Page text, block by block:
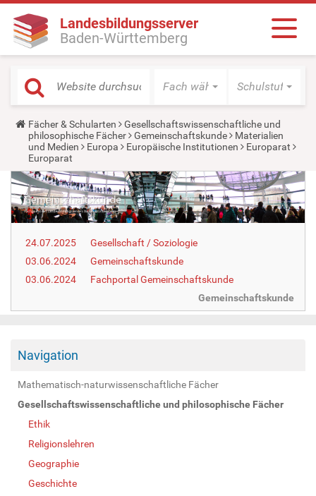
Landesbildungsserver
Baden-Württemberg
Fach wählen Schulstufe
Y
o
u
a
r
e
h
e
r
e
Fächer & Schularten
Gesellschaftswissenschaftliche und
philosophische Fächer
Gemeinschaftskunde
Materialien
und Medien
Europa Europäische Institutionen
Europarat
Europarat
24.07.2025
Gesellschaft / Soziologie
03.06.2024
Gemeinschaftskunde
03.06.2024
Fachportal Gemeinschaftskunde
Gemeinschaftskunde
Navigation
Mathematisch-naturwissenschaftliche Fächer
Gesellschaftswissenschaftliche und philosophische Fächer
Ethik
Religionslehren
Geographie
Geschichte